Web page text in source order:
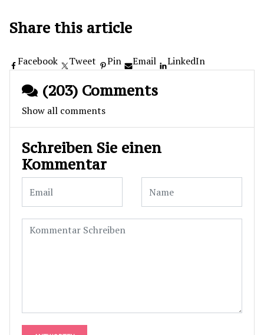
Share this article
Facebook Tweet Pin Email LinkedIn
(203) Comments
Show all comments
Schreiben Sie einen
Kommentar